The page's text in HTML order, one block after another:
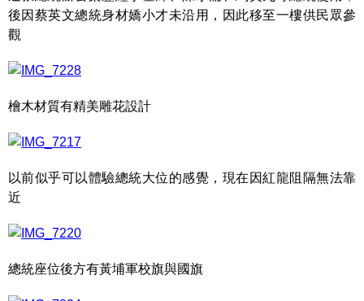
後因蔡英文總統身材嬌小才未沿用，因此移至一樓供民眾參
觀
檜木材質有精美雕花設計
以前似乎可以體驗總統大位的感覺，現在因紅龍阻隔無法靠
近
總統座位後方有黃埔軍校旗與國旗